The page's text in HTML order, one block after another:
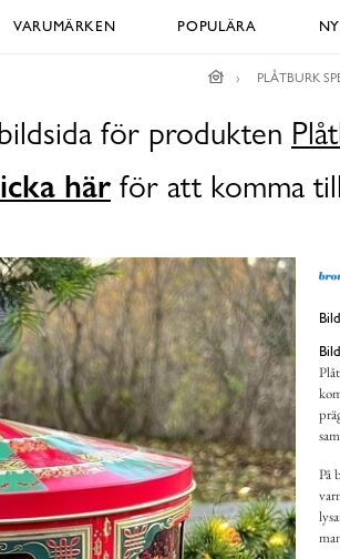
VARUMÄRKEN POPULÄRA
PLÅTBURK
för produkten
här för att komma
På